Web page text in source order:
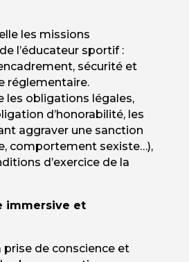
les missions
l’éducateur sportif :
sécurité et
réglementaire.
les obligations légales,
d’honorabilité, les
aggraver une sanction
comportement sexiste…),
d’exercice de la
immersive et
prise de conscience et